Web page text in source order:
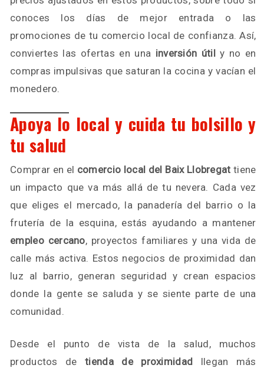
conoces los días de mejor entrada o las
promociones de tu comercio local de confianza. Así,
conviertes las ofertas en una inversión útil y no en
compras impulsivas que saturan la cocina y vacían el
monedero.
Apoya lo local y cuida tu bolsillo y
tu salud
Comprar en el comercio local del Baix Llobregat tiene
un impacto que va más allá de tu nevera. Cada vez
que eliges el mercado, la panadería del barrio o la
frutería de la esquina, estás ayudando a mantener
empleo cercano, proyectos familiares y una vida de
calle más activa. Estos negocios de proximidad dan
luz al barrio, generan seguridad y crean espacios
donde la gente se saluda y se siente parte de una
comunidad.
Desde el punto de vista de la salud, muchos
productos detienda de proximidad llegan más